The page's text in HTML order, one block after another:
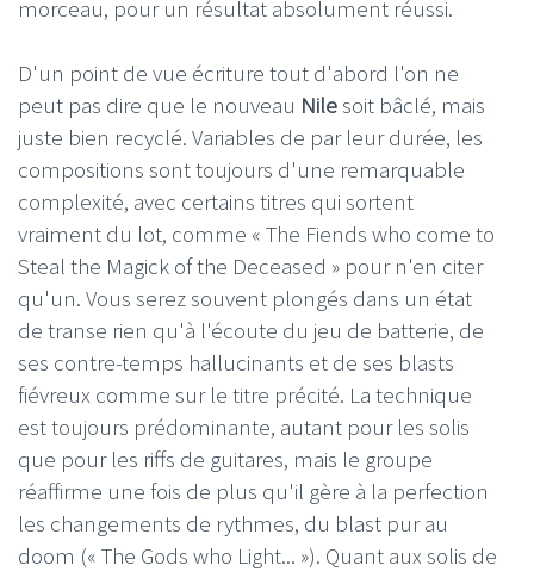
morceau, pour un résultat absolument réussi.
D'un point de vue écriture tout d'abord l'on ne
peut pas dire que le nouveau Nilesoit bâclé, mais
juste bien recyclé. Variables de par leur durée, les
compositions sont toujours d'une remarquable
complexité, avec certains titres qui sortent
vraiment du lot, comme « The Fiends who come to
Steal the Magick of the Deceased » pour n'en citer
qu'un. Vous serez souvent plongés dans un état
de transe rien qu'à l'écoute du jeu de batterie, de
ses contre-temps hallucinants et de ses blasts
fiévreux comme sur le titre précité. La technique
est toujours prédominante, autant pour les solis
que pour les riffs de guitares, mais le groupe
réaffirme une fois de plus qu'il gère à la perfection
les changements de rythmes, du blast pur au
doom (« The Gods who Light... »). Quant aux solis de